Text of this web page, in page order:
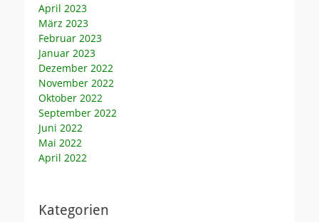
April 2023
März 2023
Februar 2023
Januar 2023
Dezember 2022
November 2022
Oktober 2022
September 2022
Juni 2022
Mai 2022
April 2022
Kategorien